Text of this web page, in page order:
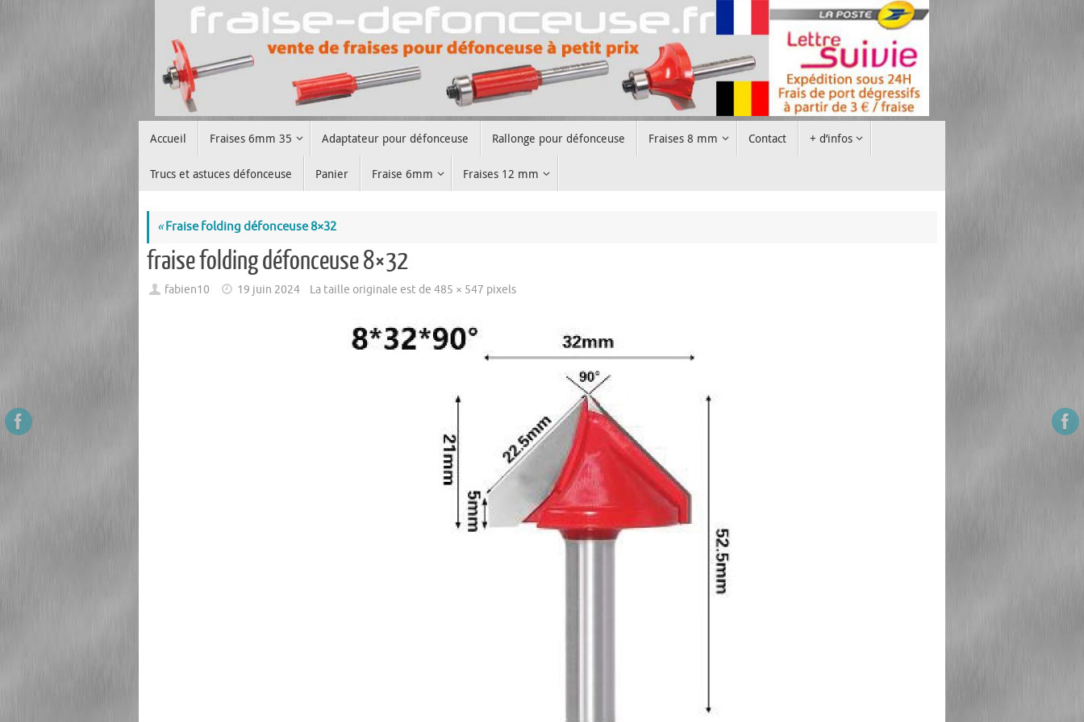
Accueil Fraises 6mm 35 Adaptateur pour défonceuse Rallonge pour défonceuse Fraises 8 mm Contact + d’infos
Trucs et astuces défonceuse Panier Fraise 6mm Fraises 12 mm
«Fraise folding défonceuse 8×32
fraise folding défonceuse 8×32
fabien10 19 juin 2024 La taille originale est de485 × 547 pixels